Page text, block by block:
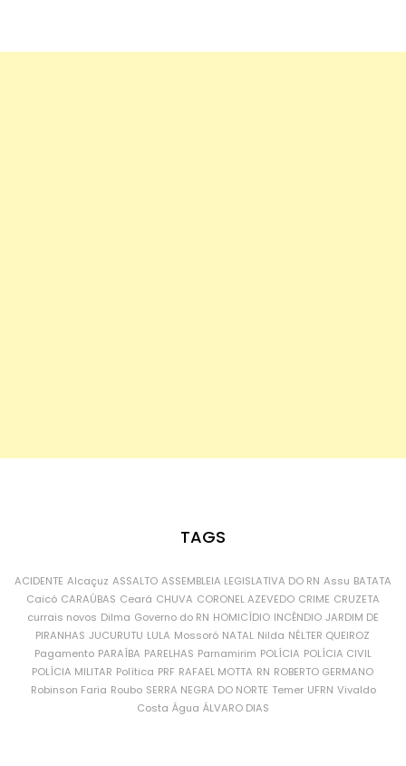
TAGS
ACIDENTE Alcaçuz ASSALTO ASSEMBLEIA LEGISLATIVA DO RN Assu BATATA
Caicó CARAÚBAS Ceará CHUVA CORONEL AZEVEDO CRIME CRUZETA
currais novos Dilma Governo do RN HOMICÍDIO INCÊNDIO JARDIM DE
PIRANHAS JUCURUTU LULA Mossoró NATAL Nilda NÉLTER QUEIROZ
Pagamento PARAÍBA PARELHAS Parnamirim POLÍCIA POLÍCIA CIVIL
POLÍCIA MILITAR Política PRF RAFAEL MOTTA RN ROBERTO GERMANO
Robinson Faria Roubo SERRA NEGRA DO NORTE Temer UFRN Vivaldo
Costa Água ÁLVARO DIAS